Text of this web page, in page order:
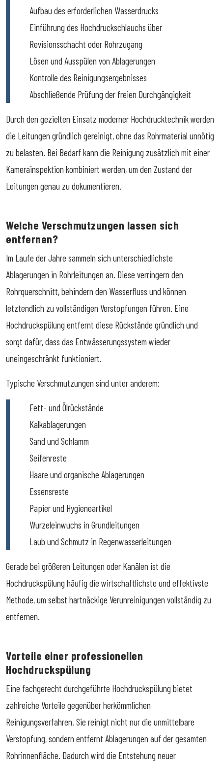
Aufbau des erforderlichen Wasserdrucks
Einführung des Hochdruckschlauchs über
Revisionsschacht oder Rohrzugang
Lösen und Ausspülen von Ablagerungen
Kontrolle des Reinigungsergebnisses
Abschließende Prüfung der freien Durchgängigkeit
Durch den gezielten Einsatz moderner Hochdrucktechnik werden
die Leitungen gründlich gereinigt, ohne das Rohrmaterial unnötig
zu belasten. Bei Bedarf kann die Reinigung zusätzlich mit einer
Kamerainspektion kombiniert werden, um den Zustand der
Leitungen genau zu dokumentieren.
Welche Verschmutzungen lassen sich
entfernen?
Im Laufe der Jahre sammeln sich unterschiedlichste
Ablagerungen in Rohrleitungen an. Diese verringern den
Rohrquerschnitt, behindern den Wasserfluss und können
letztendlich zu vollständigen Verstopfungen führen. Eine
Hochdruckspülung entfernt diese Rückstände gründlich und
sorgt dafür, dass das Entwässerungssystem wieder
uneingeschränkt funktioniert.
Typische Verschmutzungen sind unter anderem:
Fett- und Ölrückstände
Kalkablagerungen
Sand und Schlamm
Seifenreste
Haare und organische Ablagerungen
Essensreste
Papier und Hygieneartikel
Wurzeleinwuchs in Grundleitungen
Laub und Schmutz in Regenwasserleitungen
Gerade bei größeren Leitungen oder Kanälen ist die
Hochdruckspülung häufig die wirtschaftlichste und effektivste
Methode, um selbst hartnäckige Verunreinigungen vollständig zu
entfernen.
Vorteile einer professionellen
Hochdruckspülung
Eine fachgerecht durchgeführte Hochdruckspülung bietet
zahlreiche Vorteile gegenüber herkömmlichen
Reinigungsverfahren. Sie reinigt nicht nur die unmittelbare
Verstopfung, sondern entfernt Ablagerungen auf der gesamten
Rohrinnenfläche. Dadurch wird die Entstehung neuer